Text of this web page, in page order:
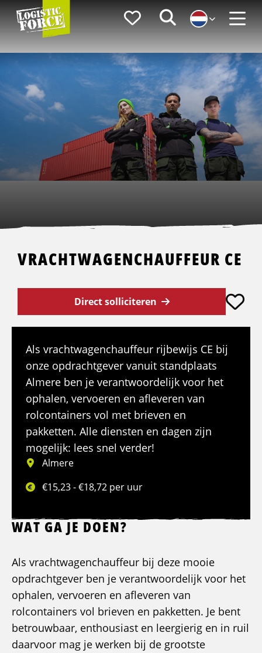
Logistic
Force
FavorietenZoeken
VRACHTWAGENCHAUFFEUR CE
Direct solliciteren
Als vrachtwagenchauffeur rijbewijs CE bij
onze opdrachtgever vanuit standplaats
Almere ben je verantwoordelijk voor het
ophalen, vervoeren en afleveren van
rolcontainers vol met brieven en
pakketten. Alle diensten en dagen zijn
mogelijk: lees snel verder!
Almere
€15,23 - €18,72 per uur
WAT GA JE DOEN?
Als vrachtwagenchauffeur bij deze mooie
opdrachtgever ben je verantwoordelijk voor het
ophalen, vervoeren en afleveren van
rolcontainers vol brieven en pakketten. Je bent
betrouwbaar, enthousiast en leergierig en in ruil
daarvoor mag je werken bij de grootste